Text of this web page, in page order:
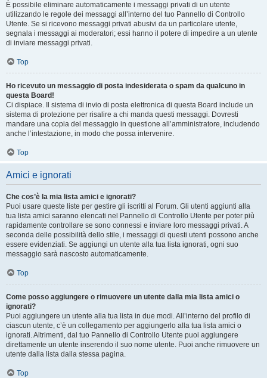
È possibile eliminare automaticamente i messaggi privati ​​di un utente
utilizzando le regole dei messaggi all’interno del tuo Pannello di Controllo
Utente. Se si ricevono messaggi privati ​​abusivi da un particolare utente,
segnala i messaggi ai moderatori; essi hanno il potere di impedire a un utente
di inviare messaggi privati​​.
Top
Ho ricevuto un messaggio di posta indesiderata o spam da qualcuno in
questa Board!
Ci dispiace. Il sistema di invio di posta elettronica di questa Board include un
sistema di protezione per risalire a chi manda questi messaggi. Dovresti
mandare una copia del messaggio in questione all’amministratore, includendo
anche l’intestazione, in modo che possa intervenire.
Top
Amici e ignorati
Che cos’è la mia lista amici e ignorati?
Puoi usare queste liste per gestire gli iscritti al Forum. Gli utenti aggiunti alla
tua lista amici saranno elencati nel Pannello di Controllo Utente per poter più
rapidamente controllare se sono connessi e inviare loro messaggi privati. A
seconda delle possibilità dello stile, i messaggi di questi utenti possono anche
essere evidenziati. Se aggiungi un utente alla tua lista ignorati, ogni suo
messaggio sarà nascosto automaticamente.
Top
Come posso aggiungere o rimuovere un utente dalla mia lista amici o
ignorati?
Puoi aggiungere un utente alla tua lista in due modi. All’interno del profilo di
ciascun utente, c’è un collegamento per aggiungerlo alla tua lista amici o
ignorati. Altrimenti, dal tuo Pannello di Controllo Utente puoi aggiungere
direttamente un utente inserendo il suo nome utente. Puoi anche rimuovere un
utente dalla lista dalla stessa pagina.
Top